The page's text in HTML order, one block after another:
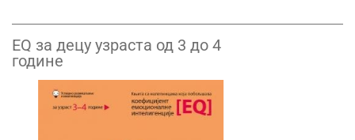
ЕQ за децу узраста од 3 до 4
године